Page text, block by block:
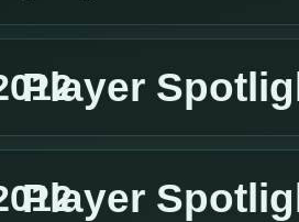
Player
Player